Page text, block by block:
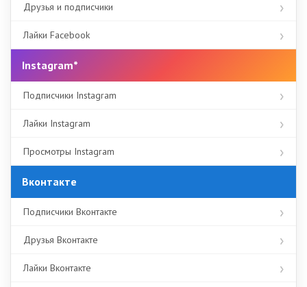
Друзья и подписчики
Лайки Facebook
Instagram*
Подписчики Instagram
Лайки Instagram
Просмотры Instagram
Вконтакте
Подписчики Вконтакте
Друзья Вконтакте
Лайки Вконтакте